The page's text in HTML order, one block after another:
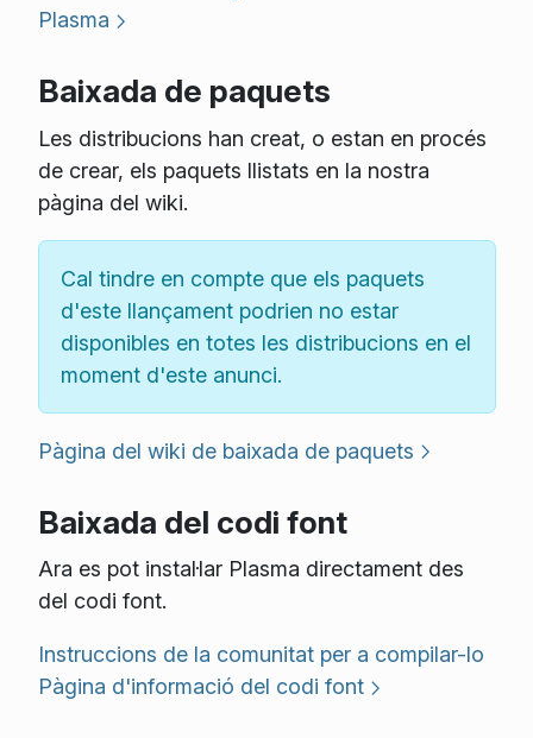
Plasma
Baixada de paquets
Les distribucions han creat, o estan en procés
de crear, els paquets llistats en la nostra
pàgina del wiki.
Cal tindre en compte que els paquets
d'este llançament podrien no estar
disponibles en totes les distribucions en el
moment d'este anunci.
Pàgina del wiki de baixada de paquets
Baixada del codi font
Ara es pot instal·lar Plasma directament des
del codi font.
Instruccions de la comunitat per a compilar-lo
Pàgina d'informació del codi font